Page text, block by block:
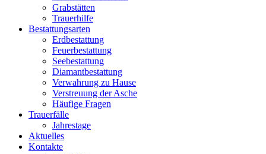
Grabstätten
Trauerhilfe
Bestattungsarten
Erdbestattung
Feuerbestattung
Seebestattung
Diamantbestattung
Verwahrung zu Hause
Verstreuung der Asche
Häufige Fragen
Trauerfälle
Jahrestage
Aktuelles
Kontakte